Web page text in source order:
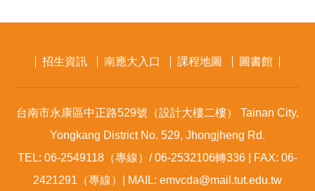
招生資訊 南應大入口 課程地圖 圖書館
台南市永康區中正路529號（設計大樓二樓） Tainan City,
Yongkang District No. 529, Jhongjheng Rd.
TEL: 06-2549118（專線）/ 06-2532106轉336 | FAX: 06-
2421291（專線）| MAIL: emvcda@mail.tut.edu.tw